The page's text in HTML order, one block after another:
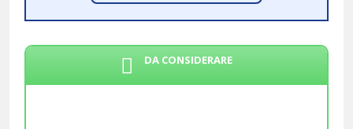
DA CONSIDERARE